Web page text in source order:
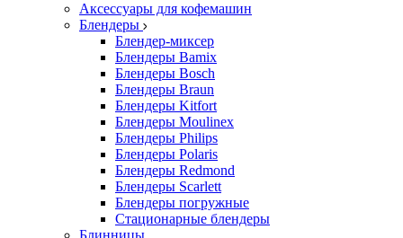
Аксессуары для кофемашин
Блендеры
Блендер-миксер
Блендеры Bamix
Блендеры Bosch
Блендеры Braun
Блендеры Kitfort
Блендеры Moulinex
Блендеры Philips
Блендеры Polaris
Блендеры Redmond
Блендеры Scarlett
Блендеры погружные
Стационарные блендеры
Блинницы